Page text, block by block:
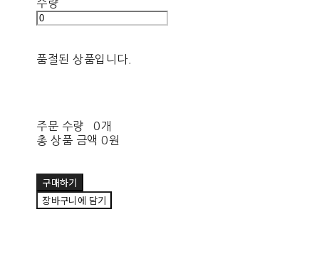
수량
품절된 상품입니다.
주문 수량
0개
총 상품 금액 0원
구매하기
장바구니에 담기